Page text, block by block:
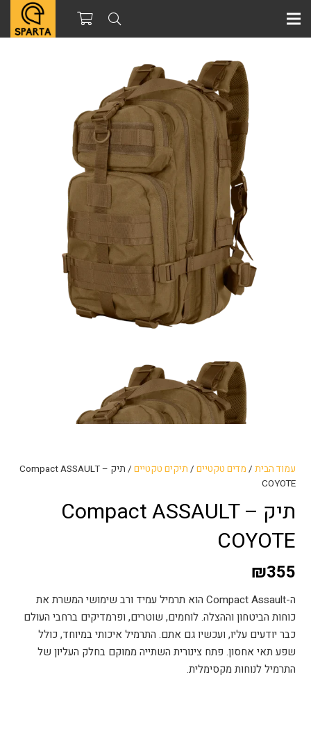
עמוד הבית / מדים טקטיים / תיקים טקטיים
/ תיק Compact ASSAULT –
COYOTE
תיק Compact ASSAULT –
COYOTE
₪355
ה-Compact Assault הוא תרמיל עמיד ורב שימושי המשרת את
כוחות הביטחון וההצלה. לוחמים, שוטרים, ופרמדיקים ברחבי העולם
כבר יודעים עליו, ועכשיו גם אתם. התרמיל איכותי במיוחד, כולל
שפע תאי אחסון. פתח צינורית השתייה ממוקם בחלק העליון של
התרמיל לנוחות מקסימלית.